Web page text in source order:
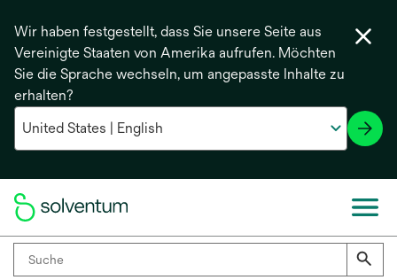
Wir haben festgestellt, dass Sie unsere Seite aus
Vereinigte Staaten von Amerika aufrufen. Möchten
Sie die Sprache wechseln, um angepasste Inhalte zu
erhalten?